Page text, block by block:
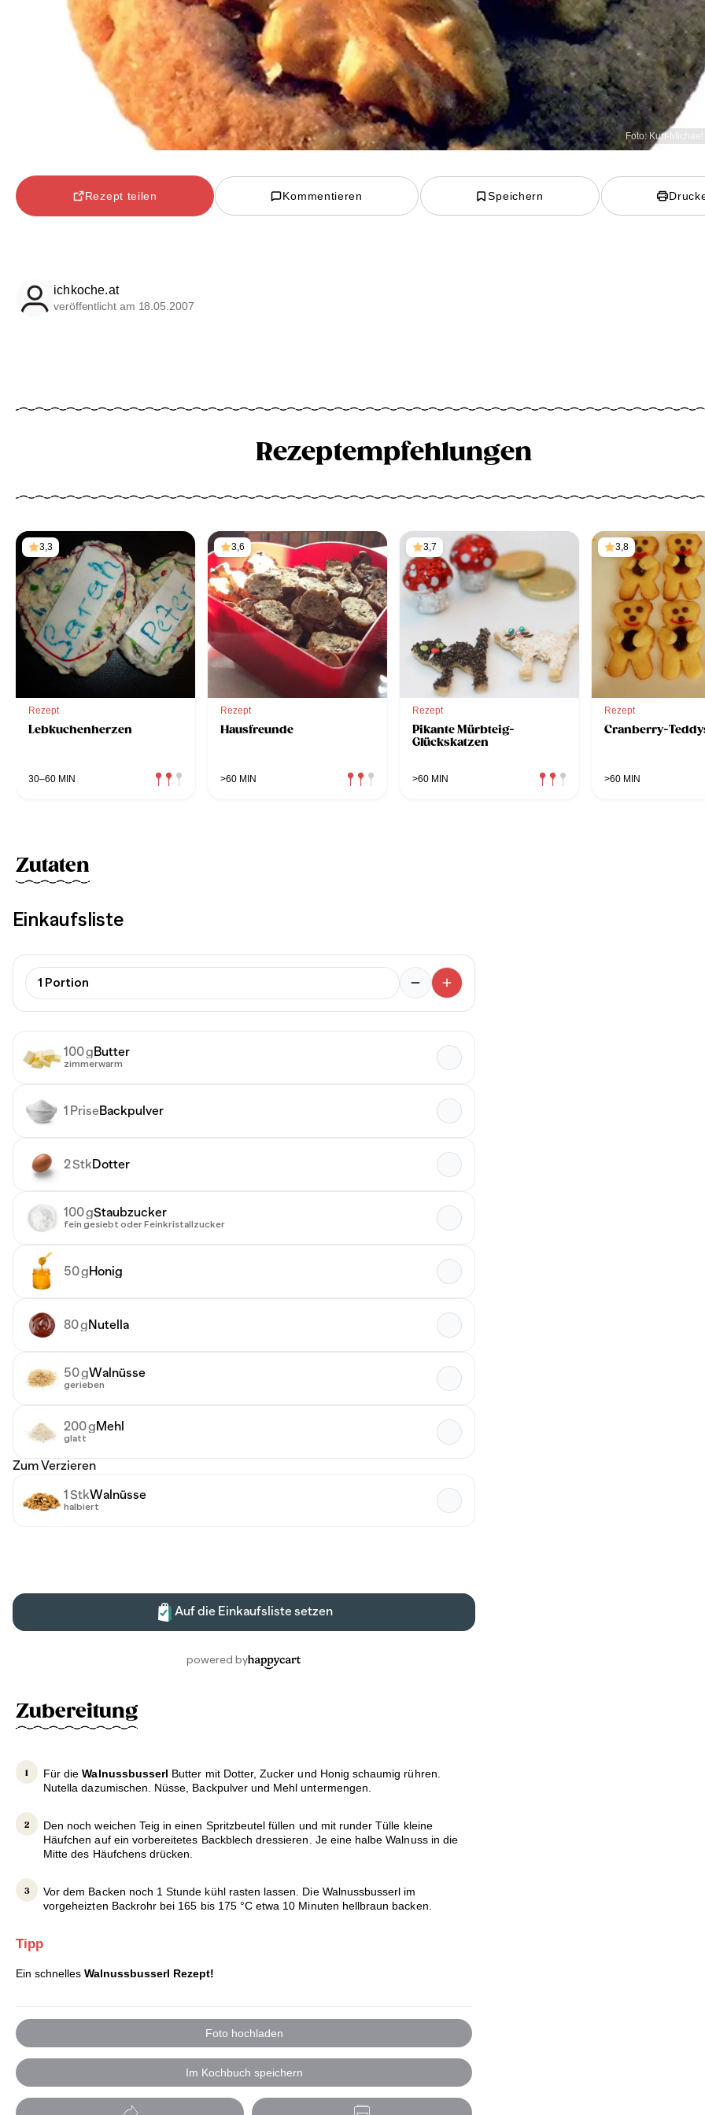
Foto: Kurt-
Rezept teilen Kommentieren Speichern
ichkoche.at
veröffentlicht am 18.05.2007
Rezeptempfehlungen
3,3
Rezept
Lebkuchenherzen
30–60 MIN
3,6
Rezept
Hausfreunde
>60 MIN
3,7
Rezept
Pikante Mürbteig-
Glückskatzen
>60 MIN
3,8
Rezept
Cranberry-
>60 MIN
Zutaten
Zubereitung
Für dieWalnussbusserl Butter mit Dotter, Zucker und Honig schaumig rühren.
Nutella dazumischen. Nüsse, Backpulver und Mehl untermengen.
Den noch weichen Teig in einen Spritzbeutel füllen und mit runder Tülle kleine
Häufchen auf ein vorbereitetes Backblech dressieren. Je eine halbe Walnuss in die
Mitte des Häufchens drücken.
Vor dem Backen noch 1 Stunde kühl rasten lassen. Die Walnussbusserl im
vorgeheizten Backrohr bei 165 bis 175 °C etwa 10 Minuten hellbraun backen.
Tipp
Ein schnelles Walnussbusserl Rezept!
Foto hochladen
Im Kochbuch speichern